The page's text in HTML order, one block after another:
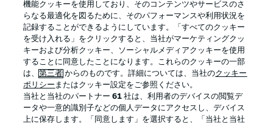
Football as it's meant to be
BUNDESLIGA APP
機能クッキーを使用しており、そのコンテンツやサービスのさ
らなる最適化を図るために、そのパフォーマンスや利用状況を
記録することができるようにしています。「すべてのクッキー
を受け入れる」をクリックすると、当社がマーケティングクッ
キーおよび分析クッキー、ソーシャルメディアクッキーを使用
することに同意したことになります。これらのクッキーの一部
は、第三者 からのものです。詳細については、当社のクッキー
ポリシー またはクッキー設定をご参照ください。
当社と当社のパートナー61 社は、利用者のデバイスの閲覧デ
ータや一意的識別子などの個人データにアクセスし、デバイス
上に保存します。「同意します」を選択すると、「当社と当社